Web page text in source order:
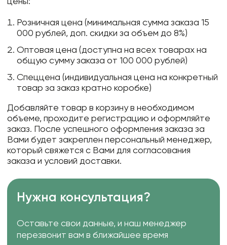
Розничная цена (минимальная сумма заказа 15
000 рублей, доп. скидки за объем до 8%)
Оптовая цена (доступна на всех товарах на
общую сумму заказа от 100 000 рублей)
Спеццена (индивидуальная цена на конкретный
товар за заказ кратно коробке)
Добавляйте товар в корзину в необходимом
объеме, проходите регистрацию и оформляйте
заказ. После успешного оформления заказа за
Вами будет закреплен персональный менеджер,
который свяжется с Вами для согласования
заказа и условий доставки.
Нужна консультация?
Оставьте свои данные, и наш менеджер
перезвонит вам в ближайшее время